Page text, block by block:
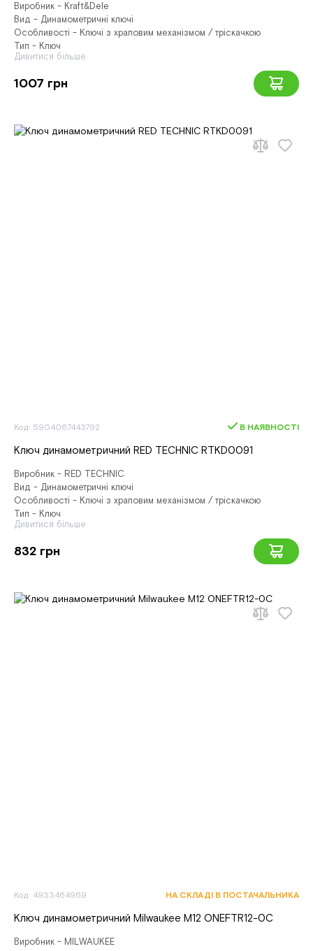
Виробник - Kraft&Dele
Вид - Динамометричні ключі
Особливості - Ключі з храповим механізмом / тріскачкою
Тип - Ключ
Дивитися більше
1007 грн
Код: 5904067443792 В НАЯВНОСТІ
Ключ динамометричний RED TECHNIC RTKD0091
Виробник - RED TECHNIC
Вид - Динамометричні ключі
Особливості - Ключі з храповим механізмом / тріскачкою
Тип - Ключ
Дивитися більше
832 грн
Код: 4933464969 НА СКЛАДІ В ПОСТАЧАЛЬНИКА
Ключ динамометричний Milwaukee M12 ONEFTR12-0C
Виробник - MILWAUKEE